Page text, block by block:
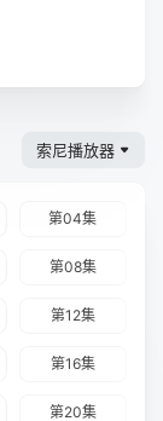
索尼播放器
第04集
第08集
第12集
第16集
第20集